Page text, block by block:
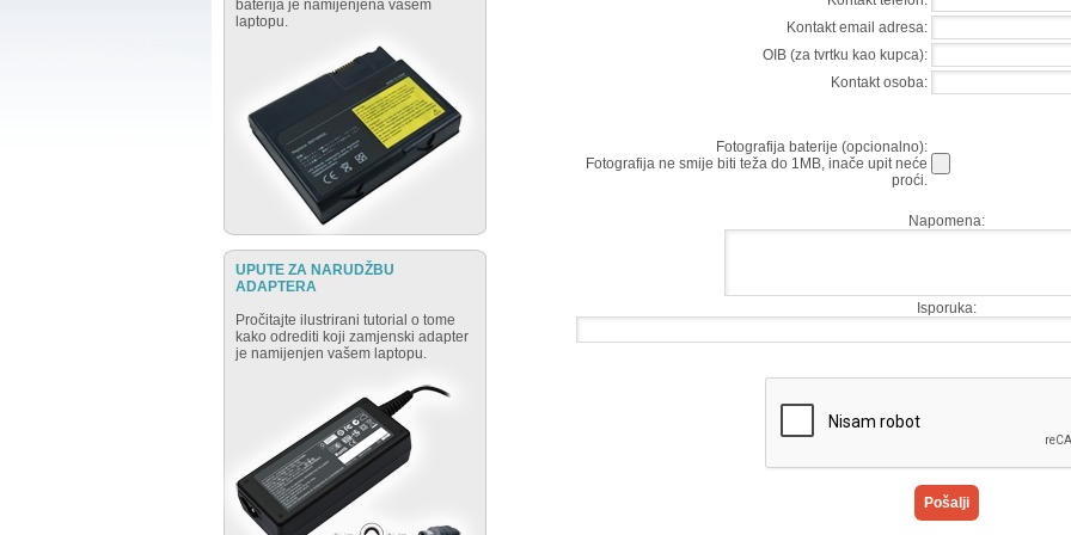
baterija je namijenjena vašem
laptopu.
UPUTE ZA NARUDŽBU
ADAPTERA
Pročitajte ilustrirani tutorial o tome
kako odrediti koji zamjenski adapter
je namijenjen vašem laptopu.
Kontakt email adresa:
OIB (za tvrtku kao kupca):
Kontakt osoba:
Fotografija baterije (opcionalno):
Fotografija ne smije biti teža do 1MB, inače upit neće
proći.
Napomena:
Isporuka: